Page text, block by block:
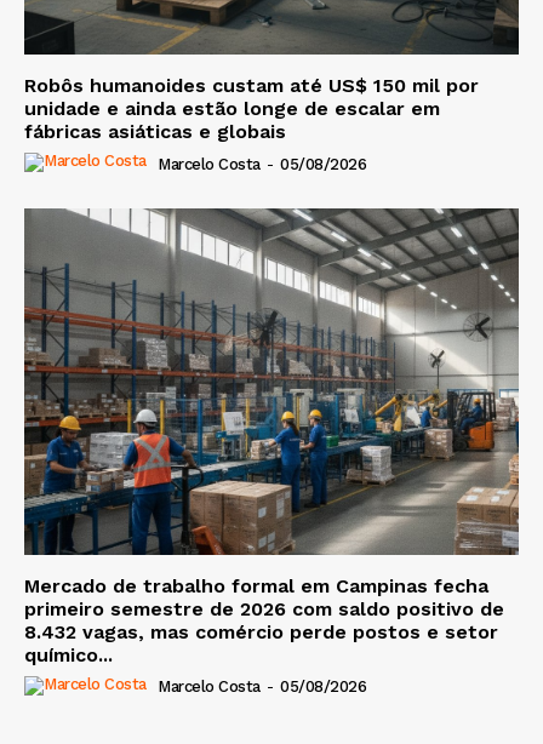
Robôs humanoides custam até US$ 150 mil por
unidade e ainda estão longe de escalar em
fábricas asiáticas e globais
Marcelo Costa - 05/08/2026
Mercado de trabalho formal em Campinas fecha
primeiro semestre de 2026 com saldo positivo de
8.432 vagas, mas comércio perde postos e setor
químico...
Marcelo Costa - 05/08/2026